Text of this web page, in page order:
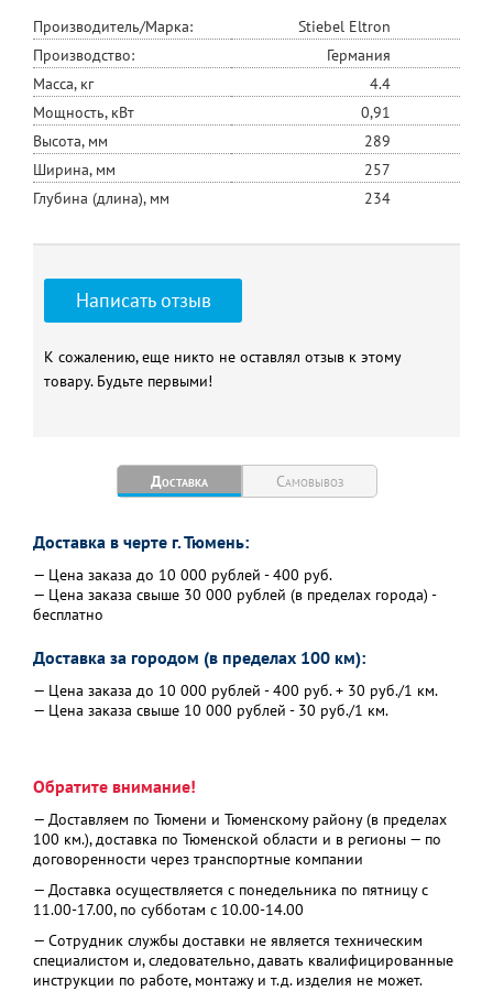
Производитель/Марка:
Stiebel Eltron
Производство:
Германия
Масса, кг
4.4
Мощность, кВт
0,91
Высота, мм
289
Ширина, мм
257
Глубина (длина), мм
234
Написать отзыв
К сожалению, еще никто не оставлял отзыв к этому
товару. Будьте первыми!
Доставка Самовывоз
Доставка в черте г. Тюмень:
— Цена заказа до 10 000 рублей - 400 руб.
— Цена заказа свыше 30 000 рублей (в пределах города) -
бесплатно
Доставка за городом (в пределах 100 км):
— Цена заказа до 10 000 рублей - 400 руб. + 30 руб./1 км.
— Цена заказа свыше 10 000 рублей - 30 руб./1 км.
Обратите внимание!
— Доставляем по Тюмени и Тюменскому району (в пределах
100 км.), доставка по Тюменской области и в регионы — по
договоренности через транспортные компании
— Доставка осуществляется с понедельника по пятницу с
11.00-17.00, по субботам с 10.00-14.00
— Сотрудник службы доставки не является техническим
специалистом и, следовательно, давать квалифицированные
инструкции по работе, монтажу и т.д. изделия не может.